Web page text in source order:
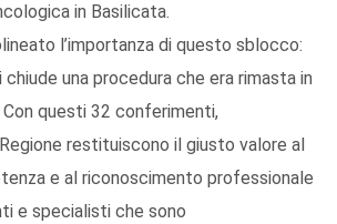
in Basilicata.
l’importanza di questo sblocco:
chiude una procedura che era rimasta in
questi 32 conferimenti,
restituiscono il giusto valore al
e al riconoscimento professionale
e specialisti che sono